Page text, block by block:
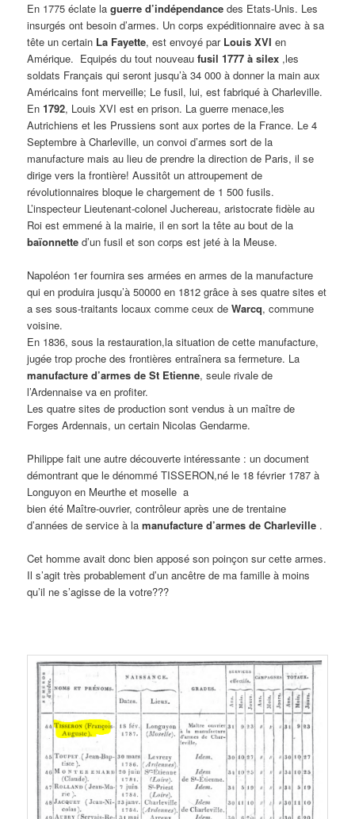
En 1775 éclate laguerre d’indépendance des Etats-Unis. Les
insurgés ont besoin d’armes. Un corps expéditionnaire avec à sa
tête un certain La Fayette, est envoyé par Louis XVI en
Amérique. Equipés du tout nouveaufusil 1777 à silex ,les
soldats Français qui seront jusqu’à 34 000 à donner la main aux
Américains font merveille; Le fusil, lui, est fabriqué à Charleville.
En1792, Louis XVI est en prison. La guerre menace,les
Autrichiens et les Prussiens sont aux portes de la France. Le 4
Septembre à Charleville, un convoi d’armes sort de la
manufacture mais au lieu de prendre la direction de Paris, il se
dirige vers la frontière! Aussitôt un attroupement de
révolutionnaires bloque le chargement de 1 500 fusils.
L’inspecteur Lieutenant-colonel Juchereau, aristocrate fidèle au
Roi est emmené à la mairie, il en sort la tête au bout de la
baïonnette d’un fusil et son corps est jeté à la Meuse.
Napoléon 1er fournira ses armées en armes de la manufacture
qui en produira jusqu’à 50000 en 1812 grâce à ses quatre sites et
a ses sous-traitants locaux comme ceux deWarcq, commune
voisine.
En 1836, sous la restauration,la situation de cette manufacture,
jugée trop proche des frontières entraînera sa fermeture. La
manufacture d’armes de St Etienne, seule rivale de
l’Ardennaise va en profiter.
Les quatre sites de production sont vendus à un maître de
Forges Ardennais, un certain Nicolas Gendarme.
Philippe fait une autre découverte intéressante : un document
démontrant que le dénommé TISSERON,né le 18 février 1787 à
Longuyon en Meurthe et moselle a
bien été Maître-ouvrier, contrôleur après une de trentaine
d’années de service à lamanufacture d’armes de Charleville .
Cet homme avait donc bien apposé son poinçon sur cette armes.
Il s’agit très probablement d’un ancêtre de ma famille à moins
qu’il ne s’agisse de la votre???